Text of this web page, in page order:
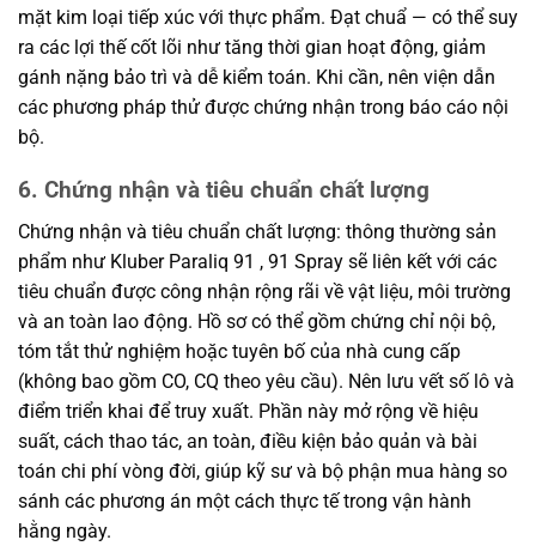
mặt kim loại tiếp xúc với thực phẩm. Đạt chuẩ — có thể suy
ra các lợi thế cốt lõi như tăng thời gian hoạt động, giảm
gánh nặng bảo trì và dễ kiểm toán. Khi cần, nên viện dẫn
các phương pháp thử được chứng nhận trong báo cáo nội
bộ.
6. Chứng nhận và tiêu chuẩn chất lượng
Chứng nhận và tiêu chuẩn chất lượng: thông thường sản
phẩm như Kluber Paraliq 91 , 91 Spray sẽ liên kết với các
tiêu chuẩn được công nhận rộng rãi về vật liệu, môi trường
và an toàn lao động. Hồ sơ có thể gồm chứng chỉ nội bộ,
tóm tắt thử nghiệm hoặc tuyên bố của nhà cung cấp
(không bao gồm CO, CQ theo yêu cầu). Nên lưu vết số lô và
điểm triển khai để truy xuất. Phần này mở rộng về hiệu
suất, cách thao tác, an toàn, điều kiện bảo quản và bài
toán chi phí vòng đời, giúp kỹ sư và bộ phận mua hàng so
sánh các phương án một cách thực tế trong vận hành
hằng ngày.